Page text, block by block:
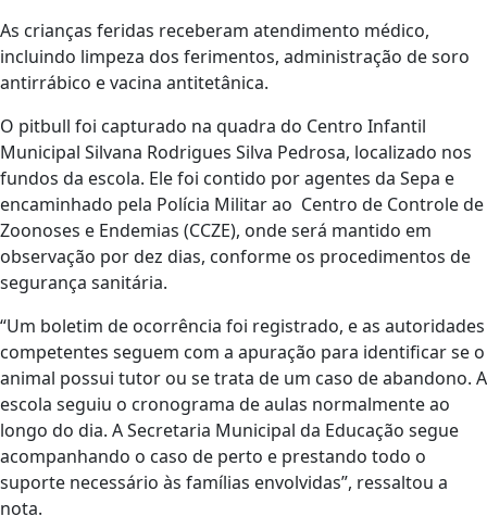
As crianças feridas receberam atendimento médico,
incluindo limpeza dos ferimentos, administração de soro
antirrábico e vacina antitetânica.
O pitbull foi capturado na quadra do Centro Infantil
Municipal Silvana Rodrigues Silva Pedrosa, localizado nos
fundos da escola. Ele foi contido por agentes da Sepa e
encaminhado pela Polícia Militar ao Centro de Controle de
Zoonoses e Endemias (CCZE), onde será mantido em
observação por dez dias, conforme os procedimentos de
segurança sanitária.
“Um boletim de ocorrência foi registrado, e as autoridades
competentes seguem com a apuração para identificar se o
animal possui tutor ou se trata de um caso de abandono. A
escola seguiu o cronograma de aulas normalmente ao
longo do dia. A Secretaria Municipal da Educação segue
acompanhando o caso de perto e prestando todo o
suporte necessário às famílias envolvidas”, ressaltou a
nota.